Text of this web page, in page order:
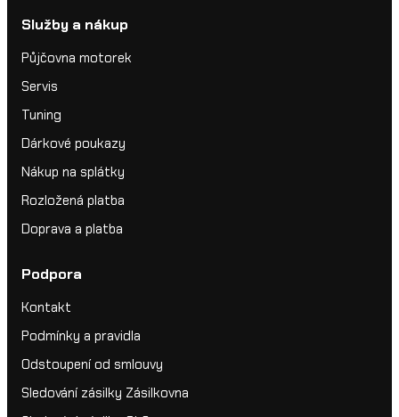
Služby a nákup
Půjčovna motorek
Servis
Tuning
Dárkové poukazy
Nákup na splátky
Rozložená platba
Doprava a platba
Podpora
Kontakt
Podmínky a pravidla
Odstoupení od smlouvy
Sledování zásilky Zásilkovna